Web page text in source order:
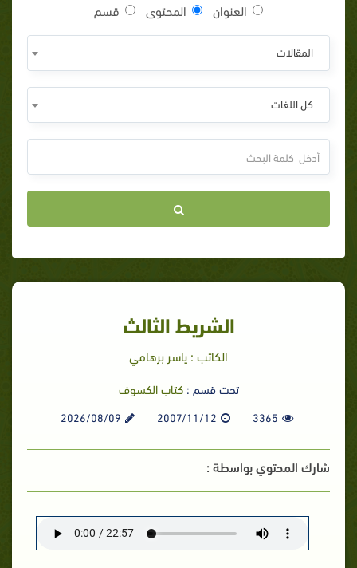
العنوان المحتوى قسم
المقالات
كل اللغات
الشريط الثالث
الكاتب : ياسر برهامي
تحت قسم :كتاب الكسوف
3365
2007/11/12
2026/08/09
شارك المحتوي بواسطة :